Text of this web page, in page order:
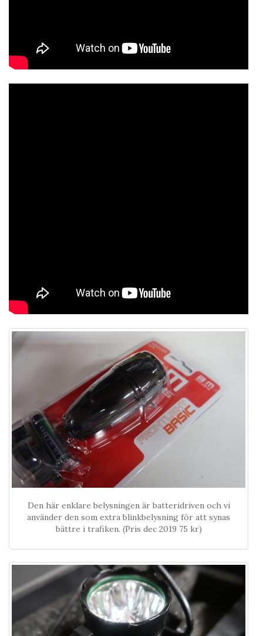
Den här enklare belysningen är batteridriven och vi
använder den som extra blinkbelysning för att synas
bättre i trafiken. (Pris dec 2019 75 kr)